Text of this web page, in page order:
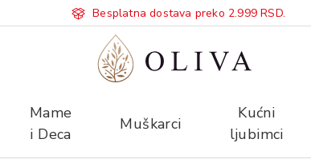
Besplatna dostava preko 2.999 RSD.
Mame
i Deca
Muškarci
Kućni
ljubimci